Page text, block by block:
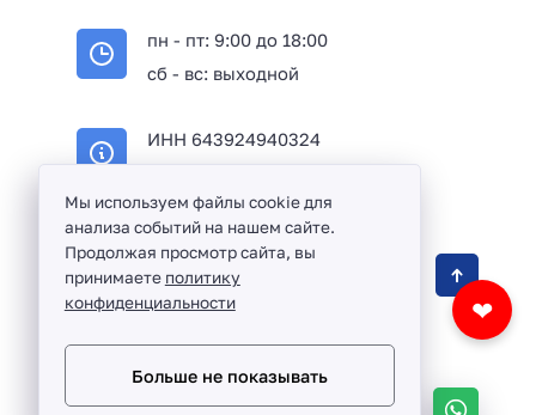
пн - пт: 9:00 до 18:00
сб - вс: выходной
ИНН 643924940324
❤
Оптовая продажа сантехники и комплектующих
в Балаково и Саратовской области ©
Разработка сайта и дизайн:revtail.ru
Мы используем файлы cookie для
анализа событий на нашем сайте.
Продолжая просмотр сайта, вы
принимаете политику
конфиденциальности
Больше не показывать